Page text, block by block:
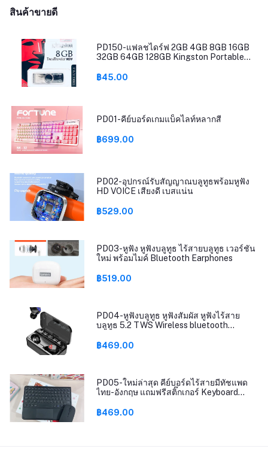
สินค้าขายดี
PD150-แฟลชไดร์ฟ 2GB 4GB 8GB 16GB
32GB 64GB 128GB Kingston Portable
฿45.00
PD01-คีย์บอร์ดเกมแบ็คไลท์หลากสี
฿699.00
PD02-อุปกรณ์รับสัญญาณบลูทูธพร้อมหูฟัง
HD VOICE เสียงดี เบสแน่น
฿529.00
PD03-หูฟัง หูฟังบลูทูธ ไร้สายบลูทูธ เวอร์ชัน
ใหม่ พร้อมไมค์ Bluetooth Earphones
฿519.00
PD04-หูฟังบลูทูธ หูฟังสัมผัส หูฟังไร้สาย
บลูทูธ 5.2 TWS Wireless bluetooth
ฉุกเฉิน รุ่นT25
฿469.00
PD05-ใหม่ล่าสุด คีย์บอร์ดไร้สายมีทัชแพด
ไทย-อังกฤษ แถมฟรีสติ๊กเกอร์ Keyboard
฿469.00